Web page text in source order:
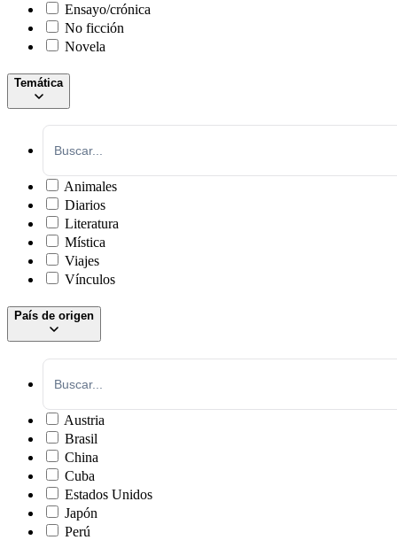
Ensayo/crónica
No ficción
Novela
Temática
Animales
Diarios
Literatura
Mística
Viajes
Vínculos
País de origen
Austria
Brasil
China
Cuba
Estados Unidos
Japón
Perú